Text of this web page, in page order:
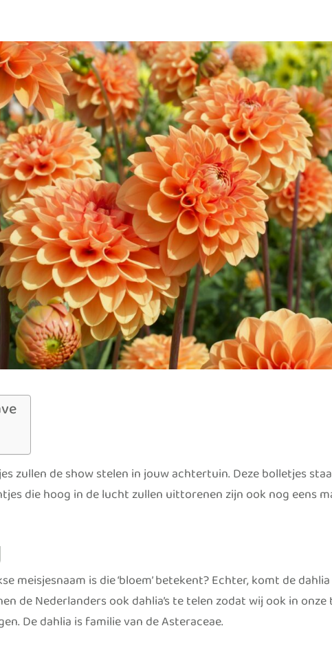
zullen de show stelen in jouw achtertuin. Deze bolletjes
die hoog in de lucht zullen uittorenen zijn ook nog eens
meisjesnaam is die ‘bloem’ betekent? Echter, komt de
de Nederlanders ook dahlia’s te telen zodat wij ook in
De dahlia is familie van de Asteraceae.